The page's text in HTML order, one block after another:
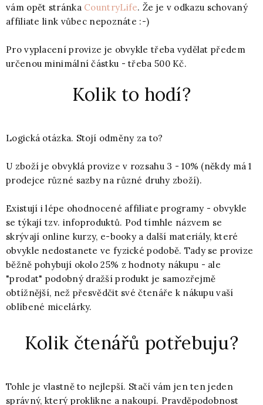
vám opět stránka CountryLife. Že je v odkazu schovaný
affiliate link vůbec nepoznáte :-)
Pro vyplacení provize je obvykle třeba vydělat předem
určenou minimální částku - třeba 500 Kč.
Kolik to hodí?
Logická otázka. Stojí odměny za to?
U zboží je obvyklá provize v rozsahu 3 - 10% (někdy má 1
prodejce různé sazby na různé druhy zboží).
Existují i lépe ohodnocené affiliate programy - obvykle
se týkají tzv. infoproduktů. Pod tímhle názvem se
skrývají online kurzy, e-booky a další materiály, které
obvykle nedostanete ve fyzické podobě. Tady se provize
běžně pohybují okolo 25% z hodnoty nákupu - ale
"prodat" podobný dražší produkt je samozřejmě
obtížnější, než přesvědčit své čtenáře k nákupu vaší
oblíbené micelárky.
Kolik čtenářů potřebuju?
Tohle je vlastně to nejlepší. Stačí vám jen ten jeden
správný, který proklikne a nakoupí. Pravděpodobnost